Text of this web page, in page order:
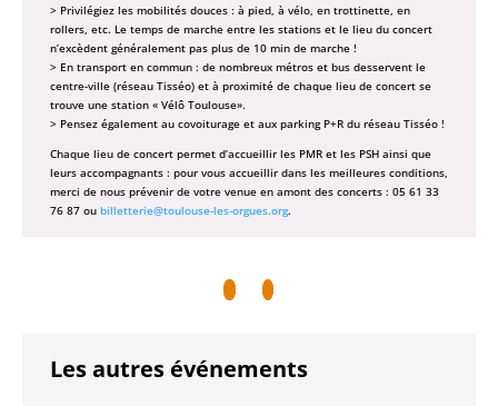
> Privilégiez les mobilités douces : à pied, à vélo, en trottinette, en
rollers, etc. Le temps de marche entre les stations et le lieu du concert
n’excèdent généralement pas plus de 10 min de marche !
> En transport en commun : de nombreux métros et bus desservent le
centre-ville (réseau Tisséo) et à proximité de chaque lieu de concert se
trouve une station « Vélô Toulouse».
> Pensez également au covoiturage et aux parking P+R du réseau Tisséo !
Chaque lieu de concert permet d’accueillir les PMR et les PSH ainsi que
leurs accompagnants : pour vous accueillir dans les meilleures conditions,
merci de nous prévenir de votre venue en amont des concerts : 05 61 33
76 87 ou billetterie@toulouse-les-orgues.org.
Les autres événements